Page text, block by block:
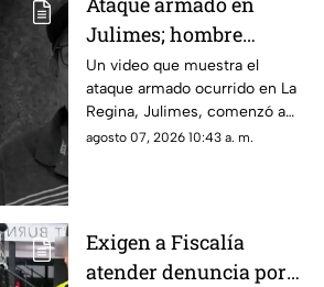
Julimes; hombre
dispara a otro por
conflicto |VIDEO
Un video que muestra el
ataque armado ocurrido en La
Regina, Julimes, comenzó a
difundirse en redes sociales.
agosto 07, 2026 10:43 a. m.
Exigen a Fiscalía
atender denuncia por